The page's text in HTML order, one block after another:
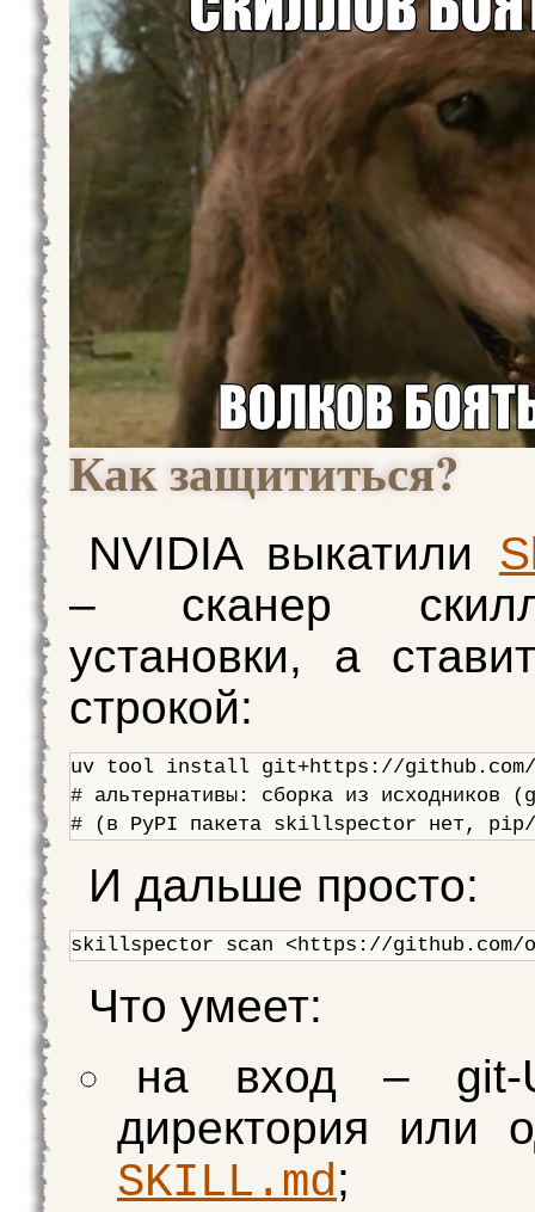
Как защититься?
NVIDIA выкатили
– сканер
установки, а
строкой:
uv tool install git+https://
# альтернативы: сборка из
И дальше просто:
Что умеет:
на вход – git-
директория или
SKILL.md;